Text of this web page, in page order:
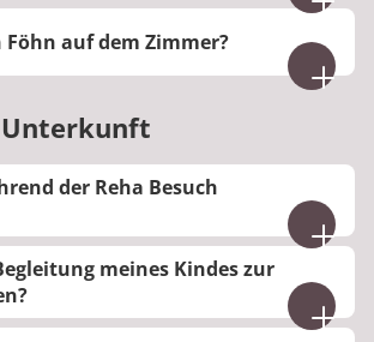
bieten wir nicht an.
Föhn auf dem Zimmer?
Unterkunft
der Reha Besuch
während Ihres Aufenthalts Besuch
meines Kindes zur
oder Haushaltshilfekind können